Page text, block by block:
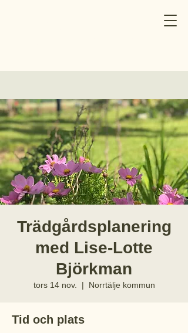
Trädgårdsplanering
med Lise-Lotte
Björkman
tors 14 nov.
  |
Norrtälje kommun
Tid och plats